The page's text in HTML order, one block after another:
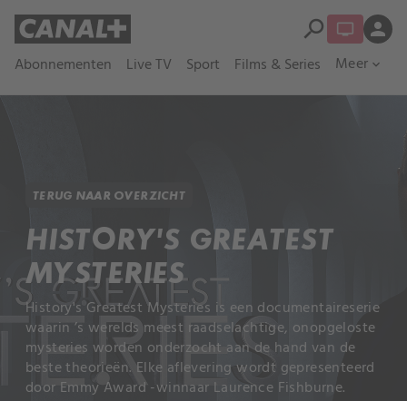
Abonnementen Live TV Sport Films & Series Meer expand_more
search person
TERUG NAAR OVERZICHT
HISTORY'S GREATEST
MYSTERIES
History's Greatest Mysteries is een documentaireserie
waarin ’s werelds meest raadselachtige, onopgeloste
mysteries worden onderzocht aan de hand van de
beste theorieën. Elke aflevering wordt gepresenteerd
door Emmy Award -winnaar Laurence Fishburne.